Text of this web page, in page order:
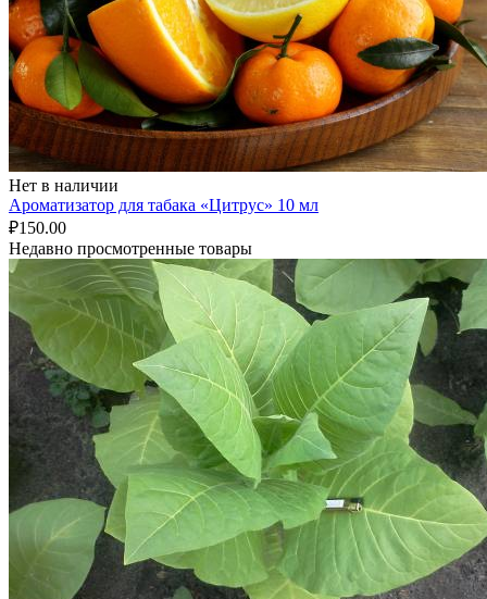
Нет в наличии
Ароматизатор для табака «Цитрус» 10 мл
₽150.00
Недавно просмотренные товары